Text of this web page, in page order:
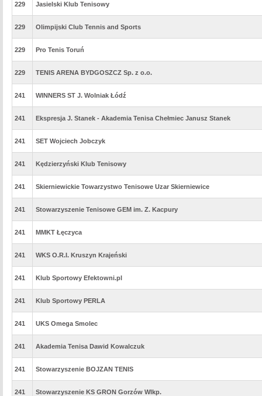
229 Jasielski Klub Tenisowy
229 Olimpijski Club Tennis and Sports
229 Pro Tenis Toruń
229 TENIS ARENA BYDGOSZCZ Sp. z o.o.
241 WINNERS ST J. Wolniak Łódź
241 Ekspresja J. Stanek - Akademia Tenisa Chełmiec Janusz Stanek
241 SET Wojciech Jobczyk
241 Kędzierzyński Klub Tenisowy
241 Skierniewickie Towarzystwo Tenisowe Uzar Skierniewice
241 Stowarzyszenie Tenisowe GEM im. Z. Kacpury
241 MMKT Łęczyca
241 WKS O.R.I. Kruszyn Krajeński
241 Klub Sportowy Efektowni.pl
241 Klub Sportowy PERLA
241 UKS Omega Smolec
241 Akademia Tenisa Dawid Kowalczuk
241 Stowarzyszenie BOJZAN TENIS
241 Stowarzyszenie KS GRON Gorzów Wlkp.